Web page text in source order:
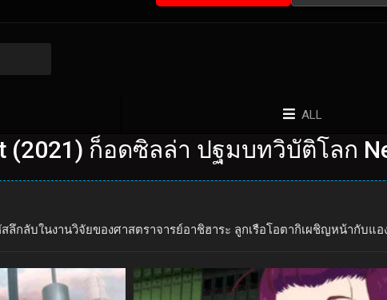
ALL
(2021) ก็อดซิลล่า ปฐมบทวิบัติโลก
ลึกลับในงานวิจัยของศาสตราจารย์อาชิฮาระ ลูกเรือโอตากิเผชิญหน้ากับแ